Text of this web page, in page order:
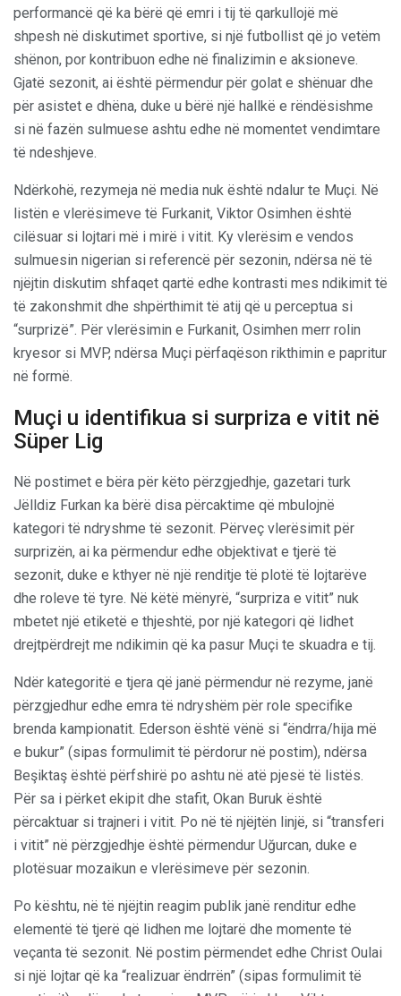
performancë që ka bërë që emri i tij të qarkullojë më
shpesh në diskutimet sportive, si një futbollist që jo vetëm
shënon, por kontribuon edhe në finalizimin e aksioneve.
Gjatë sezonit, ai është përmendur për golat e shënuar dhe
për asistet e dhëna, duke u bërë një hallkë e rëndësishme
si në fazën sulmuese ashtu edhe në momentet vendimtare
të ndeshjeve.
Ndërkohë, rezymeja në media nuk është ndalur te Muçi. Në
listën e vlerësimeve të Furkanit, Viktor Osimhen është
cilësuar si lojtari më i mirë i vitit. Ky vlerësim e vendos
sulmuesin nigerian si referencë për sezonin, ndërsa në të
njëjtin diskutim shfaqet qartë edhe kontrasti mes ndikimit të
të zakonshmit dhe shpërthimit të atij që u perceptua si
“surprizë”. Për vlerësimin e Furkanit, Osimhen merr rolin
kryesor si MVP, ndërsa Muçi përfaqëson rikthimin e papritur
në formë.
Muçi u identifikua si surpriza e vitit në
Süper Lig
Në postimet e bëra për këto përzgjedhje, gazetari turk
Jëlldiz Furkan ka bërë disa përcaktime që mbulojnë
kategori të ndryshme të sezonit. Përveç vlerësimit për
surprizën, ai ka përmendur edhe objektivat e tjerë të
sezonit, duke e kthyer në një renditje të plotë të lojtarëve
dhe roleve të tyre. Në këtë mënyrë, “surpriza e vitit” nuk
mbetet një etiketë e thjeshtë, por një kategori që lidhet
drejtpërdrejt me ndikimin që ka pasur Muçi te skuadra e tij.
Ndër kategoritë e tjera që janë përmendur në rezyme, janë
përzgjedhur edhe emra të ndryshëm për role specifike
brenda kampionatit. Ederson është vënë si “ëndrra/hija më
e bukur” (sipas formulimit të përdorur në postim), ndërsa
Beşiktaş është përfshirë po ashtu në atë pjesë të listës.
Për sa i përket ekipit dhe stafit, Okan Buruk është
përcaktuar si trajneri i vitit. Po në të njëjtën linjë, si “transferi
i vitit” në përzgjedhje është përmendur Uğurcan, duke e
plotësuar mozaikun e vlerësimeve për sezonin.
Po kështu, në të njëjtin reagim publik janë renditur edhe
elementë të tjerë që lidhen me lojtarë dhe momente të
veçanta të sezonit. Në postim përmendet edhe Christ Oulai
si një lojtar që ka “realizuar ëndrrën” (sipas formulimit të